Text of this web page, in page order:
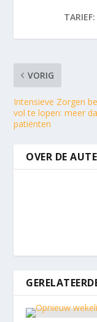
TARIEF:
VORIG
Intensieve Zorgen
vol te lopen: meer
patiënten
OVER DE